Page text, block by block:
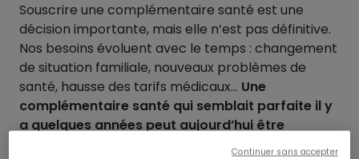
Souscrire une complémentaire santé est une
décision importante, mais elle n’est pas définitive.
Nos besoins évoluent avec le temps : changement
de situation familiale, nouveaux problèmes de
santé, hausse des tarifs médicaux… Une
complémentaire santé qui semblait parfaite il y
a quelques années peut aujourd’hui être
Continuer sans accepter